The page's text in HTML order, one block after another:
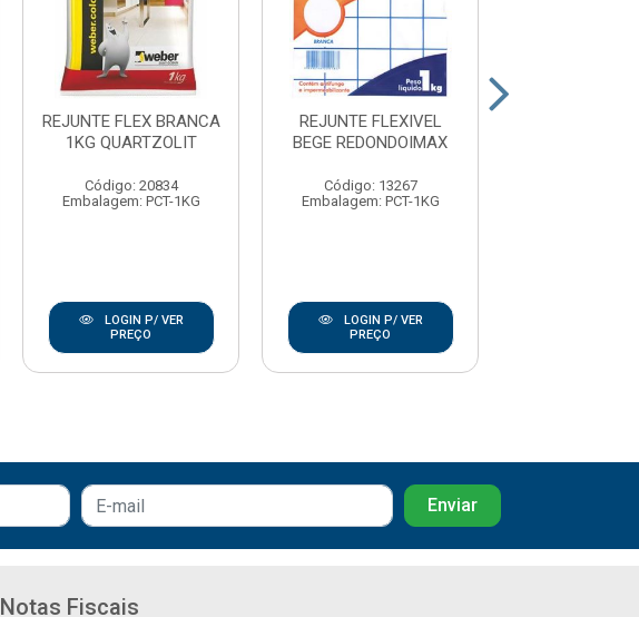
REJUNTE FLEX BRANCA
1KG QUARTZOLIT
Código: 20834
Embalagem: PCT-1KG
LOGIN P/ VER
PREÇO
REJUNTE FLEXIVEL
BEGE REDONDOIMAX
Código: 13267
Embalagem: PCT-1KG
LOGIN P/ VER
PREÇO
Notas Fiscais